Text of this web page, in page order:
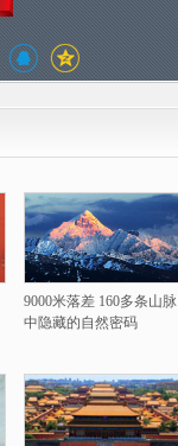
9000米落差 160多条山脉
中隐藏的自然密码